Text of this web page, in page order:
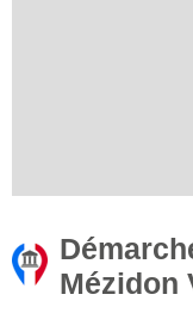
Mézidon